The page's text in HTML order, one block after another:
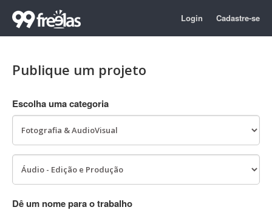
Login Cadastre-se
Publique um projeto
Escolha uma categoria
Dê um nome para o trabalho